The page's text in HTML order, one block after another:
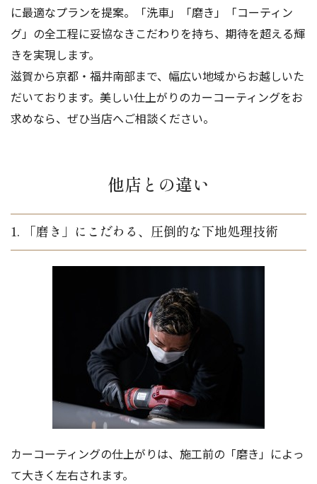
に最適なプランを提案。「洗車」「磨き」「コーティン
グ」の全工程に妥協なきこだわりを持ち、期待を超える輝
きを実現します。
滋賀から京都・福井南部まで、幅広い地域からお越しいた
だいております。美しい仕上がりのカーコーティングをお
求めなら、ぜひ当店へご相談ください。
他店との違い
1. 「磨き」にこだわる、圧倒的な下地処理技術
カーコーティングの仕上がりは、施工前の「磨き」によっ
て大きく左右されます。